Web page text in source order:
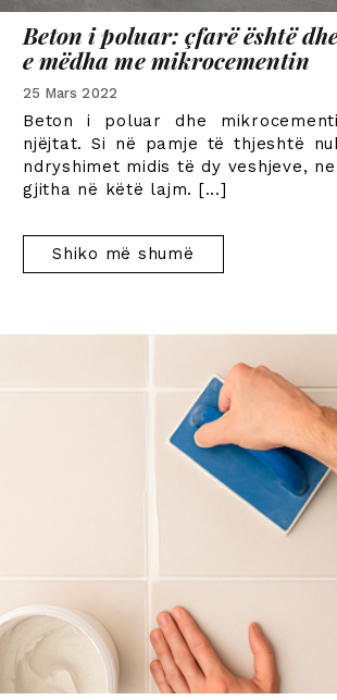
Beton i poluar: çfarë është
e mëdha me mikrocementin
25 Mars 2022
Beton i poluar dhe
njëjtat. Si në pamje të thjeshtë
ndryshimet midis të dy veshjeve,
gjitha në këtë lajm. [...]
Shiko më shumë